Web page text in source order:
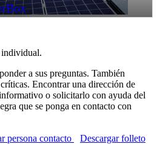
individual.
a sus preguntas. También
Encontrar una dirección de
o solicitarlo con ayuda del
que se ponga en contacto con
persona contacto Descargar folleto